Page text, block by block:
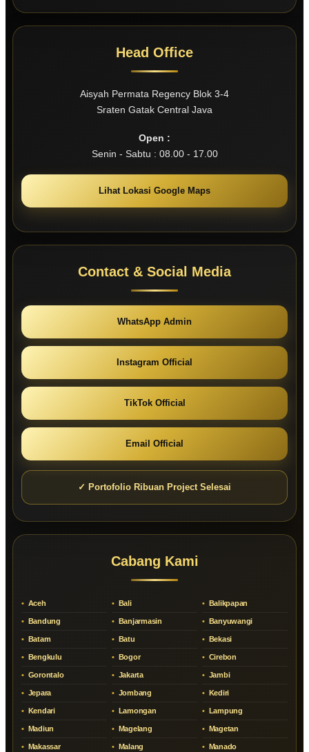
Head Office
Aisyah Permata Regency Blok 3-4
Sraten Gatak Central Java
Open :
Senin - Sabtu : 08.00 - 17.00
Lihat Lokasi Google Maps
Contact & Social Media
WhatsApp Admin
Instagram Official
TikTok Official
Email Official
✓ Portofolio Ribuan Project Selesai
Cabang Kami
Aceh Bali Balikpapan
Bandung Banjarmasin Banyuwangi
Batam Batu Bekasi
Bengkulu Bogor Cirebon
Gorontalo Jakarta Jambi
Jepara Jombang Kediri
Kendari Lamongan Lampung
Madiun Magelang Magetan
Makassar Malang Manado